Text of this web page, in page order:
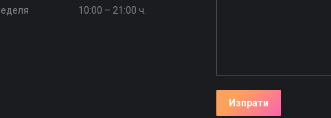
10:00 – 21:00 ч.
Изпрати